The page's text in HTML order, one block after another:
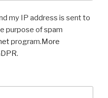
my IP address is sent to
purpose of spam
program.More
.